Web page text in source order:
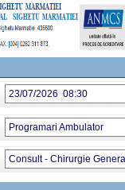
23/07/2026 08:30
Programari Ambulator
Consult - Chirurgie